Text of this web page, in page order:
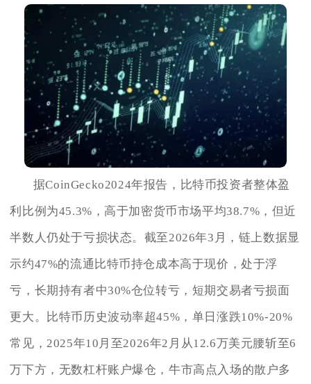
据CoinGecko2024年报告，比特币投资者整体盈
利比例为45.3%，高于加密货币市场平均38.7%，但近
半数人仍处于亏损状态。截至2026年3月，链上数据显
示约47%的流通比特币持仓成本高于现价，处于浮
亏，长期持有者中30%仓位转亏，短期交易者亏损面
更大。比特币历史波动率超45%，单日涨跌10%-20%
常见，2025年10月至2026年2月从12.6万美元腰斩至6
万下方，无数杠杆账户爆仓，牛市高点入场的散户多